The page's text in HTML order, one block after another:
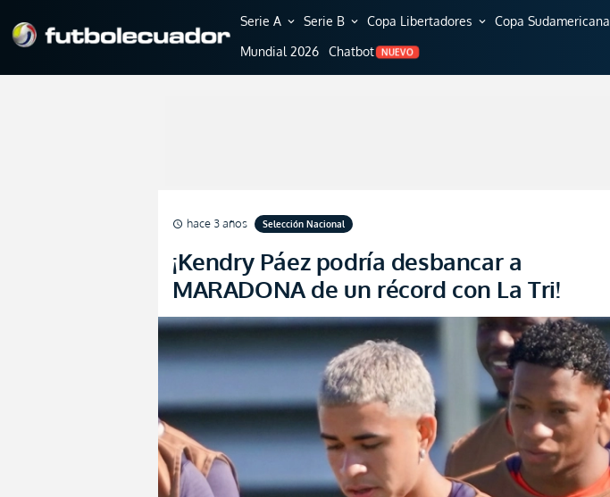
Serie A expand_more Serie B expand_more Copa Libertadores expand_more Copa Sudamericana
Mundial 2026 Chatbot NUEVO
schedule hace 3 años Selección Nacional
¡Kendry Páez podría desbancar a
MARADONA de un récord con La Tri!